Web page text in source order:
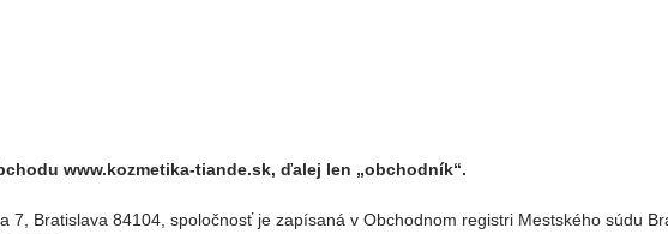
www.kozmetika-tiande.sk, ďalej len „obchodník“.
7, Bratislava 84104, spoločnosť je zapísaná v Obchodnom registri Mestského súdu